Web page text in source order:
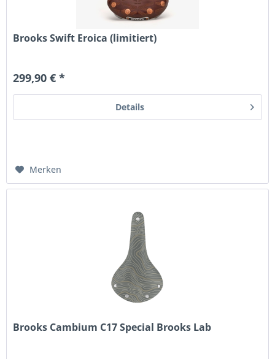
Brooks Swift Eroica (limitiert)
299,90 € *
Details
Merken
Brooks Cambium C17 Special Brooks Lab